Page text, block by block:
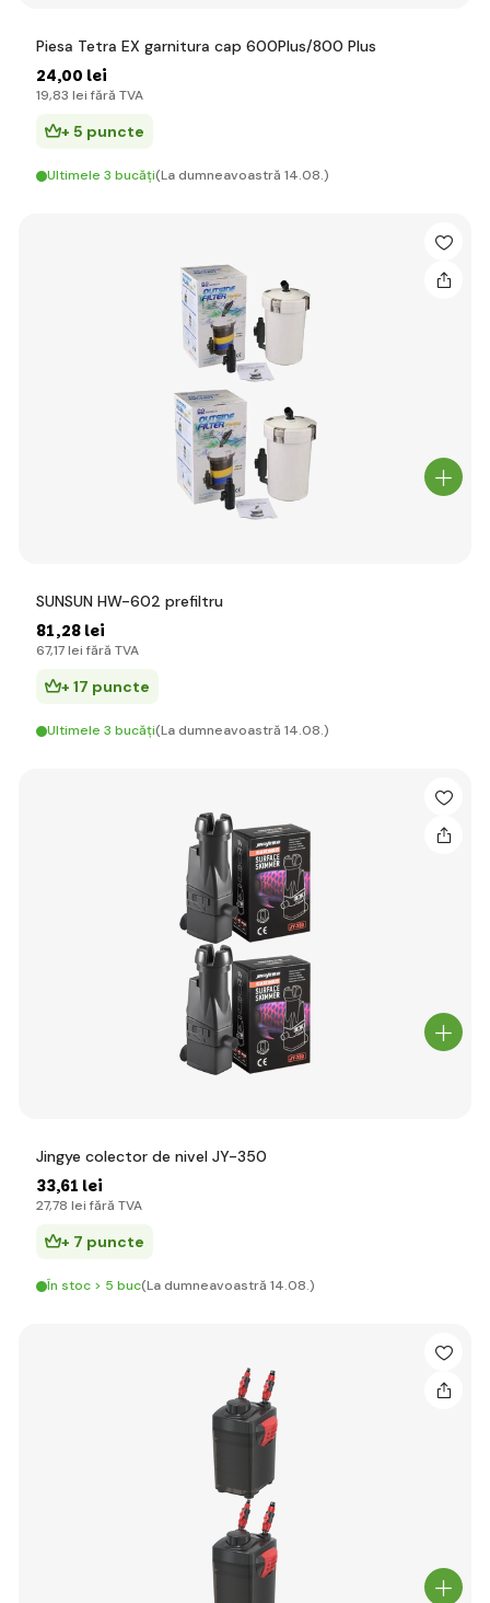
Piesa Tetra EX garnitura cap 600Plus/800 Plus
24,00 lei
19,83 lei fără TVA
+ 5 puncte
Ultimele 3 bucăți(La dumneavoastră 14.08.)
SUNSUN HW-602 prefiltru
81,28 lei
67,17 lei fără TVA
+ 17 puncte
Ultimele 3 bucăți(La dumneavoastră 14.08.)
Jingye colector de nivel JY-350
33,61 lei
27,78 lei fără TVA
+ 7 puncte
În stoc > 5 buc(La dumneavoastră 14.08.)